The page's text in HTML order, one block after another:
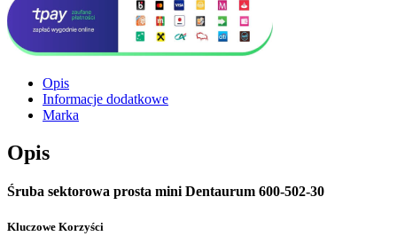
Opis
Informacje dodatkowe
Marka
Opis
Śruba sektorowa prosta mini Dentaurum 600-502-30
Kluczowe Korzyści